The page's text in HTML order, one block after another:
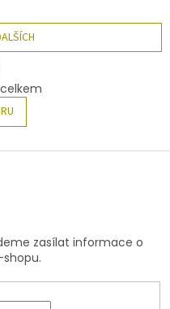
uvedené. Barva
s dekorem
zasílat informace o